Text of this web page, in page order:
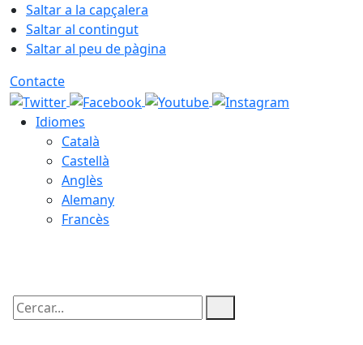
Saltar a la capçalera
Saltar al contingut
Saltar al peu de pàgina
Contacte
Idiomes
Català
Castellà
Anglès
Alemany
Francès
Cercar: